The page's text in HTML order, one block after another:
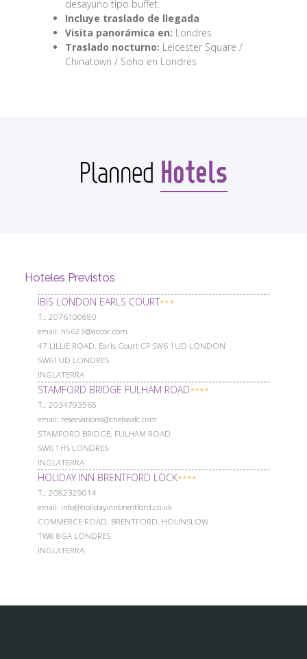
desayuno tipo buffet.
Incluye traslado de llegada
Visita panorámica en: Londres
Traslado nocturno: Leicester Square /
Chinatown / Soho en Londres
Planned Hotels
Hoteles Previstos
IBIS LONDON EARLS COURT***
Т.: 2076100880
email: h5623@accor.com
47 LILLIE ROAD, Earls Court CP SW6 1UD LONDON
SW61UD LONDRES
INGLATERRA
STAMFORD BRIDGE FULHAM ROAD****
Т.: 2034793565
email: reservations@chelseafc.com
STAMFORD BRIDGE, FULHAM ROAD
SW6 1HS LONDRES
INGLATERRA
HOLIDAY INN BRENTFORD LOCK****
Т.: 2082329014
email: info@holidayinnbrentford.co.uk
COMMERCE ROAD, BRENTFORD, HOUNSLOW
TW8 8GA LONDRES
INGLATERRA